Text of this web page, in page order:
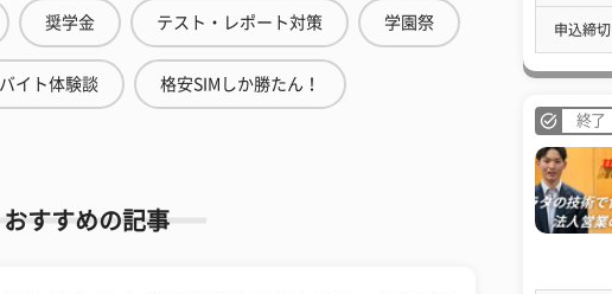
奨学金 テスト・レポート対策 学園祭
バイト体験談 格安SIMしか勝たん！
おすすめの記事
申込締切
終了